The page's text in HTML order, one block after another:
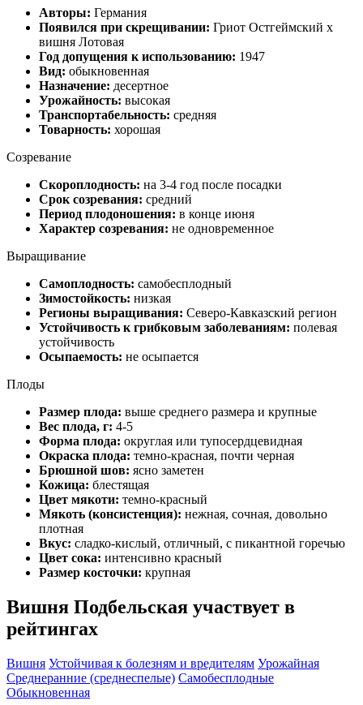
Авторы: Германия
Появился при скрещивании: Гриот Остгеймский х
вишня Лотовая
Год допущения к использованию: 1947
Вид: обыкновенная
Назначение: десертное
Урожайность: высокая
Транспортабельность: средняя
Товарность: хорошая
Созревание
Скороплодность: на 3-4 год после посадки
Срок созревания: средний
Период плодоношения: в конце июня
Характер созревания: не одновременное
Выращивание
Самоплодность: самобесплодный
Зимостойкость: низкая
Регионы выращивания: Северо-Кавказский регион
Устойчивость к грибковым заболеваниям: полевая
устойчивость
Осыпаемость: не осыпается
Плоды
Размер плода: выше среднего размера и крупные
Вес плода, г: 4-5
Форма плода: округлая или тупосердцевидная
Окраска плода: темно-красная, почти черная
Брюшной шов: ясно заметен
Кожица: блестящая
Цвет мякоти: темно-красный
Мякоть (консистенция): нежная, сочная, довольно
плотная
Вкус: сладко-кислый, отличный, с пикантной горечью
Цвет сока: интенсивно красный
Размер косточки: крупная
Вишня Подбельская участвует в
рейтингах
Вишня Устойчивая к болезням и вредителям Урожайная
Среднеранние (среднеспелые) Самобесплодные
Обыкновенная